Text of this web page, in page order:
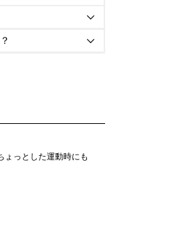


ょっとした運動時にも